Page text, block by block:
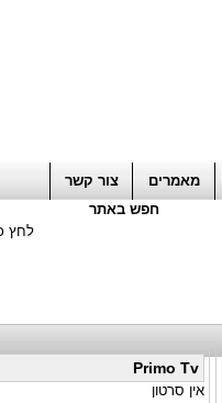
מאמרים
צור קשר
חפש באתר
לחץ
Primo Tv
אין סרטון